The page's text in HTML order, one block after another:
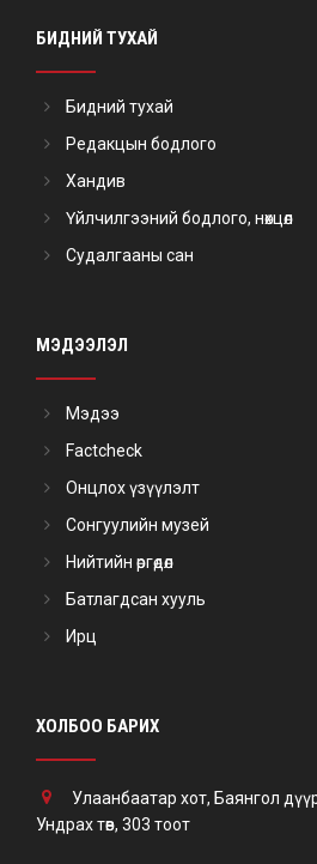
БИДНИЙ ТУХАЙ
Бидний тухай
Редакцын бодлого
Хандив
Үйлчилгээний бодлого, нөхцөл
Судалгааны сан
МЭДЭЭЛЭЛ
Мэдээ
Factcheck
Онцлох үзүүлэлт
Сонгуулийн музей
Нийтийн өргөдөл
Батлагдсан хууль
Ирц
ХОЛБОО БАРИХ
Улаанбаатар хот, Баянгол
Ундрах төв, 303 тоот